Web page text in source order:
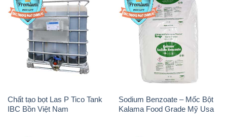
Chất tạo bọt Las P Tico Tank
IBC Bồn Việt Nam
Sodium Benzoate – Mốc Bột
Kalama Food Grade Mỹ Usa